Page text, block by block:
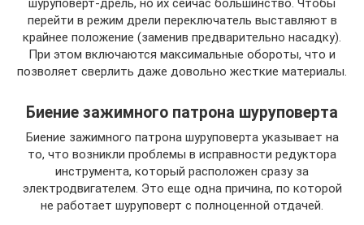
шуруповерт-дрель, но их сейчас большинство. Чтобы
перейти в режим дрели переключатель выставляют в
крайнее положение (заменив предварительно насадку).
При этом включаются максимальные обороты, что и
позволяет сверлить даже довольно жесткие материалы.
Биение зажимного патрона шуруповерта
Биение зажимного патрона шуруповерта указывает на
то, что возникли проблемы в исправности редуктора
инструмента, который расположен сразу за
электродвигателем. Это еще одна причина, по которой
не работает шуруповерт с полноценной отдачей.